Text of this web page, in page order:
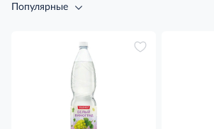
Популярные